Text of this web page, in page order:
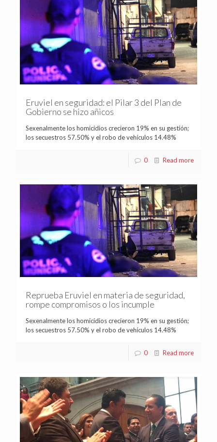
Eruviel en seguridad: el Pilar 3 del Plan de
Gobierno se hizo añicos
Sexenalmente los homicidios crecieron 19% en su gestión;
los secuestros 57.50% y el robo de vehículos 14.48%
0 Read more
Reprueba Eruviel en materia de seguridad,
rompe compromisos o los incumple
Sexenalmente los homicidios crecieron 19% en su gestión;
los secuestros 57.50% y el robo de vehículos 14.48%
0 Read more